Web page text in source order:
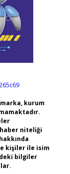
kurum
niteliği
kişiler ile isim
bilgiler